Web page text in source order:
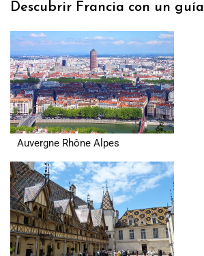
Descubrir Francia con un guía
Auvergne Rhône Alpes